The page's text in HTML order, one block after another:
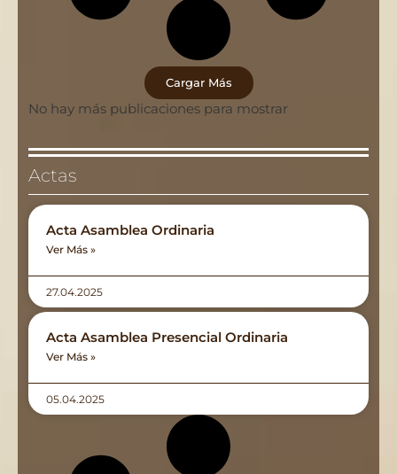
Cargar Más
No hay más publicaciones para mostrar
Actas
Acta Asamblea Ordinaria
Ver Más »
27.04.2025
Acta Asamblea Presencial Ordinaria
Ver Más »
05.04.2025